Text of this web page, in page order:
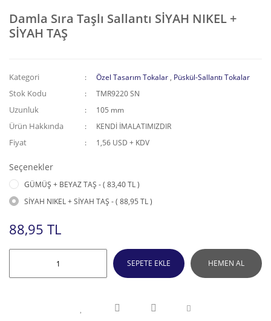
Damla Sıra Taşlı Sallantı SİYAH NIKEL +
SİYAH TAŞ
Kategori Özel Tasarım Tokalar , Püskül-Sallantı Tokalar
Stok Kodu TMR9220 SN
Uzunluk 105 mm
Ürün Hakkında KENDİ İMALATIMIZDIR
Fiyat 1,56 USD + KDV
Seçenekler
GÜMÜŞ + BEYAZ TAŞ - ( 83,40 TL )
SİYAH NIKEL + SİYAH TAŞ - ( 88,95 TL )
88,95 TL
SEPETE EKLE HEMEN AL